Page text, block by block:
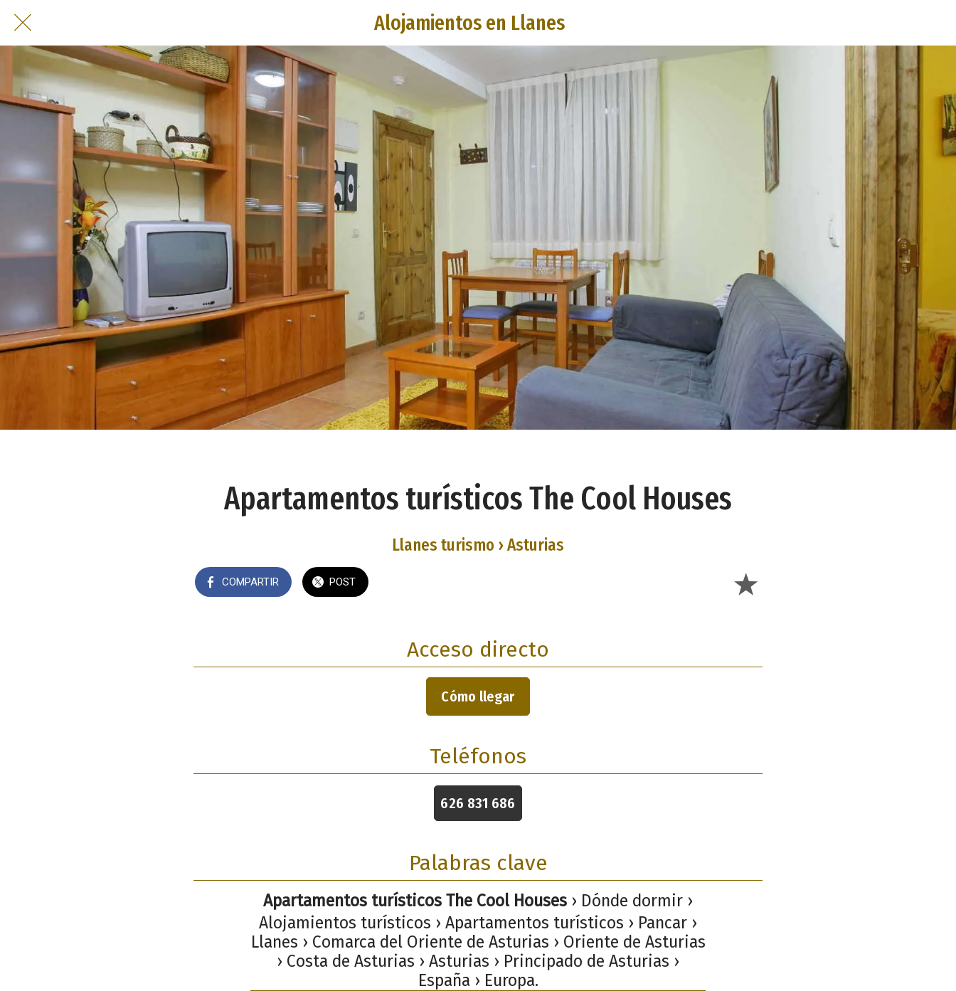
Alojamientos en Llanes
Apartamentos turísticos The Cool Houses
Llanes turismo › Asturias
COMPARTIR POST
Acceso directo
Cómo llegar
Teléfonos
626 831 686
Palabras clave
Apartamentos turísticos The Cool Houses › Dónde dormir ›
Alojamientos turísticos › Apartamentos turísticos › Pancar ›
Llanes › Comarca del Oriente de Asturias › Oriente de Asturias
› Costa de Asturias › Asturias › Principado de Asturias ›
España › Europa.